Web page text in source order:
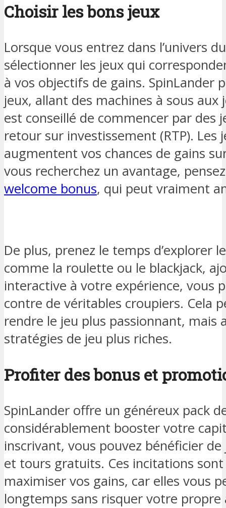
Choisir les bons jeux
Lorsque vous entrez dans l’univers
sélectionner les jeux qui
à vos objectifs de gains. SpinLander
jeux, allant des machines à sous aux
est conseillé de commencer par des
retour sur investissement (RTP). Les
augmentent vos chances de gains
vous recherchez un avantage,
welcome bonus, qui peut vraiment
De plus, prenez le temps d’explorer
comme la roulette ou le blackjack,
interactive à votre expérience, vous
contre de véritables croupiers. Cela
rendre le jeu plus passionnant, mais
stratégies de jeu plus riches.
Profiter des bonus et
SpinLander offre un généreux pack
considérablement booster votre
inscrivant, vous pouvez bénéficier de
et tours gratuits. Ces incitations
maximiser vos gains, car elles vous
longtemps sans risquer votre propre